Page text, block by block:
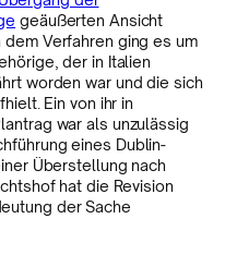
geäußerten Ansicht
Verfahren ging es um
der in Italien
worden war und die sich
Ein von ihr in
war als unzulässig
eines Dublin-
Überstellung nach
hat die Revision
der Sache